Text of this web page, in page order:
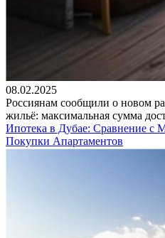
08.02.2025
Россиянам сообщили о новом
жильё: максимальная сумма
Ипотека в Дубае: Сравнение с
Покупки Апартаментов